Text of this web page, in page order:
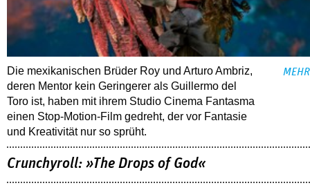
Die mexikanischen Brüder Roy und Arturo Ambriz,
deren Mentor kein Geringerer als Guillermo del
Toro ist, haben mit ihrem Studio Cinema Fantasma
einen Stop-Motion-Film gedreht, der vor Fantasie
und Kreativität nur so sprüht.
MEHR
Crunchyroll: »The Drops of God«